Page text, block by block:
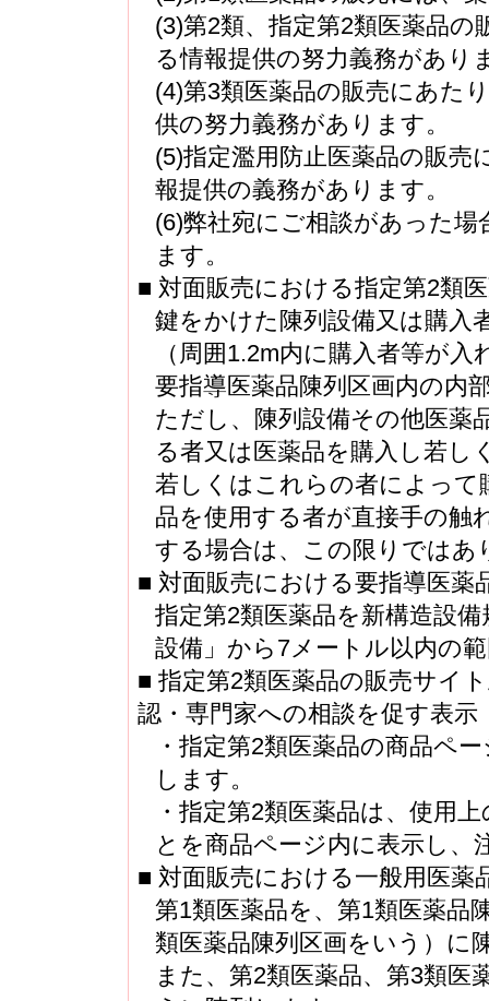
(3)第2類、指定第2類医薬品
る情報提供の努力義務があり
(4)第3類医薬品の販売にあた
供の努力義務があります。
(5)指定濫用防止医薬品の販売
報提供の義務があります。
(6)弊社宛にご相談があった
ます。
■ 対面販売における指定第2類
鍵をかけた陳列設備又は購入
（周囲1.2m内に購入者等が
要指導医薬品陳列区画内の内
ただし、陳列設備その他医薬
る者又は医薬品を購入し若し
若しくはこれらの者によっ
品を使用する者が直接手の触
する場合は、この限りではあ
■ 対面販売における要指導医薬
指定第2類医薬品を新構造設
設備」から7メートル以内の
■ 指定第2類医薬品の販売サイ
認・専門家への相談を促す表示
・指定第2類医薬品の商品ペ
します。
・指定第2類医薬品は、使用
とを商品ページ内に表示し、
■ 対面販売における一般用医薬
第1類医薬品を、第1類医薬品
類医薬品陳列区画をいう）に
また、第2類医薬品、第3類